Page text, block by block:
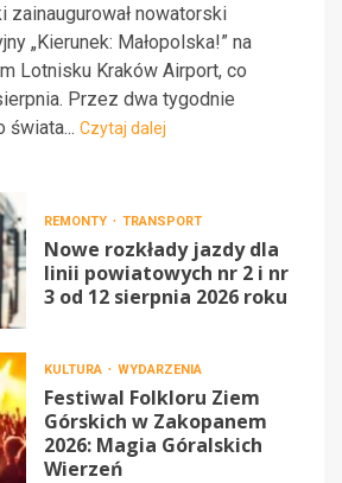
zainaugurował nowatorski
„Kierunek: Małopolska!” na
Lotnisku Kraków Airport, co
Przez dwa tygodnie
świata... Czytaj dalej
REMONTY TRANSPORT
Nowe rozkłady jazdy dla
linii powiatowych nr 2 i nr
3 od 12 sierpnia 2026 roku
KULTURA WYDARZENIA
Festiwal Folkloru Ziem
Górskich w Zakopanem
2026: Magia Góralskich
Wierzeń